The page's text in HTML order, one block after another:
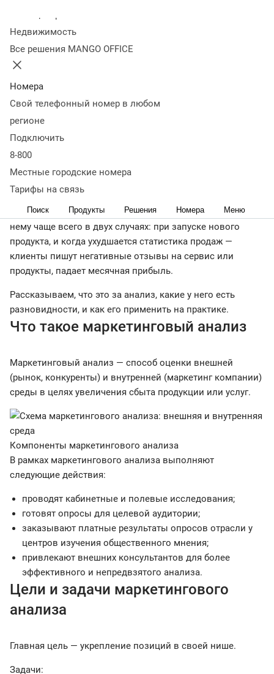
Недвижимость
Все решения MANGO OFFICE
Номера
Свой телефонный номер в любом
регионе
Подключить
8-800
Местные городские номера
Тарифы на связь
Поиск Продукты Решения Номера Меню
анализа
анализа
маркетингового анализа
анализа: SWOT-анализ Wildberries (на 2022 год)
запомнить
роста: измерить эффективность и рентабельность
рекламных площадок, снизить стоимость лида,
скорректировать ценообразование и протестировать
новые каналы взаимодействия с клиентами.
Представители малого и среднего бизнеса обращаются к
нему чаще всего в двух случаях: при запуске нового
продукта, и когда ухудшается статистика продаж —
клиенты пишут негативные отзывы на сервис или
продукты, падает месячная прибыль.
Рассказываем, что это за анализ, какие у него есть
разновидности, и как его применить на практике.
Что такое маркетинговый анализ
Маркетинговый анализ — способ оценки внешней
(рынок, конкуренты) и внутренней (маркетинг компании)
среды в целях увеличения сбыта продукции или услуг.
Компоненты маркетингового анализа
В рамках маркетингового анализа выполняют
следующие действия:
проводят кабинетные и полевые исследования;
готовят опросы для целевой аудитории;
заказывают платные результаты опросов отрасли у
центров изучения общественного мнения;
привлекают внешних консультантов для более
эффективного и непредвзятого анализа.
Цели и задачи маркетингового
анализа
Главная цель — укрепление позиций в своей нише.
Задачи: